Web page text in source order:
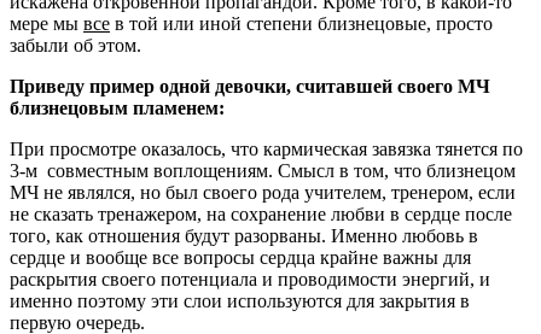
мере мы все в той или иной степени близнецовые, просто
забыли об этом.
Приведу пример одной девочки, считавшей своего МЧ
близнецовым пламенем:
При просмотре оказалось, что кармическая завязка тянется по
3-м совместным воплощениям. Смысл в том, что близнецом
МЧ не являлся, но был своего рода учителем, тренером, если
не сказать тренажером, на сохранение любви в сердце после
того, как отношения будут разорваны. Именно любовь в
сердце и вообще все вопросы сердца крайне важны для
раскрытия своего потенциала и проводимости энергий, и
именно поэтому эти слои используются для закрытия в
первую очередь.